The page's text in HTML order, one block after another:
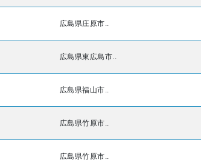
広島県庄原市..
広島県東広島市..
広島県福山市..
広島県竹原市..
広島県竹原市..